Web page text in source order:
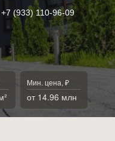
+7 (933) 110-96-09
от 14.96 млн
Мин. цена, ₽